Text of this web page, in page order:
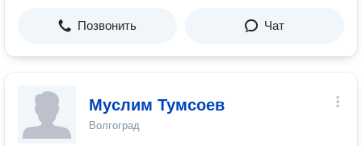
Позвонить Чат
Муслим Тумсоев
Волгоград